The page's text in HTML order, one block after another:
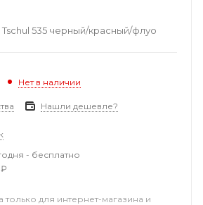
535 черный/красный/флуо
Нет в наличии
Нашли дешевле?
- бесплатно
только для интернет-магазина и